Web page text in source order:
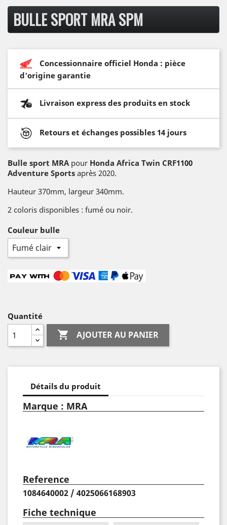
BULLE SPORT MRA SPM
Concessionnaire officiel Honda : pièce
d'origine garantie
Livraison express des produits en stock
Retours et échanges possibles 14 jours
Bulle sport MRA pour Honda Africa Twin CRF1100
Adventure Sports après 2020.
Hauteur 370mm, largeur 340mm.
2 coloris disponibles : fumé ou noir.
Couleur bulle
Quantité
 AJOUTER AU PANIER
Détails du produit
Marque : MRA
Reference
1084640002 / 4025066168903
Fiche technique